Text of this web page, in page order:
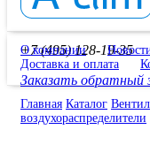
+7 (495) 128-19-35
Заказать обратный
О компании
Доставка и оплата
Главная Каталог
воздухораспределители